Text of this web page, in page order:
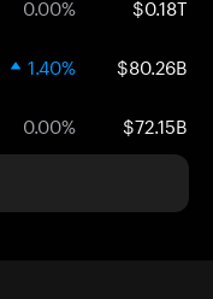
0.00% $0.18T
1.40% $80.26B
0.00% $72.15B